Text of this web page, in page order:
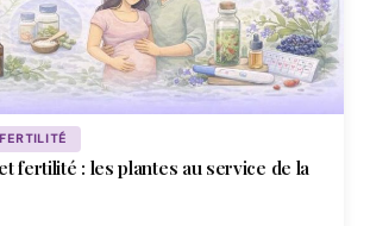
fertilité : les plantes au service de la